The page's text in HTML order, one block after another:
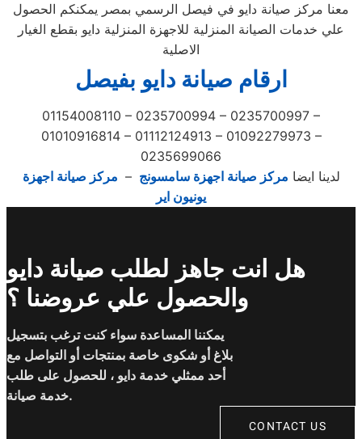
معنا مركز صيانة دايو في فيصل الرسمي بمصر يمكنكم الحصول
علي خدمات الصيانة المنزلية للاجهزة المنزلية دايو بقطع الغيار
الاصلية
ارقام صيانة دايو بفيصل
01154008110 – 0235700994 – 0235700997 –
01010916814 – 01112124913 – 01092279973 –
0235699066
لدينا ايضا مركز صيانة اجهزة سامسونج – مركز صيانة اجهزة
يونيون اير
هل انت جاهز لطلب صيانة دايو
والحصول علي عروضنا ؟
يمكننا المساعدة سواء كنت ترغب بتسجيل
بلاغ أو شكوى خاصة بمنتجات أو التواصل مع
أحد ممثلي خدمة دايو ، للحصول على طلب
خدمة صيانة.
CONTACT US